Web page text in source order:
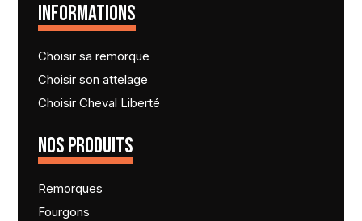
INFORMATIONS
Choisir sa remorque
Choisir son attelage
Choisir Cheval Liberté
NOS PRODUITS
Remorques
Fourgons